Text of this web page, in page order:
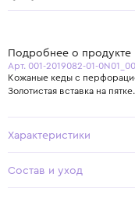
Подробнее о продукте
Арт. 001-2019082-01-
Кожаные кеды с
Золотистая вставка на
Характеристики
Состав и уход